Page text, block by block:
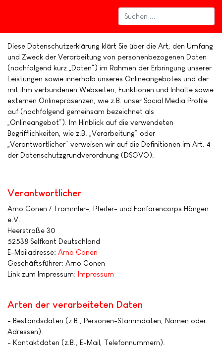
Diese Datenschutzerklärung klärt Sie über die Art, den Umfang
und Zweck der Verarbeitung von personenbezogenen Daten
(nachfolgend kurz „Daten“) im Rahmen der Erbringung unserer
Leistungen sowie innerhalb unseres Onlineangebotes und der
mit ihm verbundenen Webseiten, Funktionen und Inhalte sowie
externen Onlinepräsenzen, wie z.B. unser Social Media Profile
auf (nachfolgend gemeinsam bezeichnet als
„Onlineangebot“). Im Hinblick auf die verwendeten
Begrifflichkeiten, wie z.B. „Verarbeitung“ oder
„Verantwortlicher“ verweisen wir auf die Definitionen im Art. 4
der Datenschutzgrundverordnung (DSGVO).
Verantwortlicher
Arno Conen / Trommler-, Pfeifer- und Fanfarencorps Höngen
e.V.
Heerstraße 30
52538 Selfkant Deutschland
E-Mailadresse: Arno Conen
Geschäftsführer: Arno Conen
Link zum Impressum: Impressum
Arten der verarbeiteten Daten
- Bestandsdaten (z.B., Personen-Stammdaten, Namen oder
Adressen).
- Kontaktdaten (z.B., E-Mail, Telefonnummern).